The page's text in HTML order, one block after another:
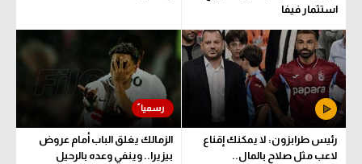
استثمار فيفا
رئيس طرابزون: لا يمكنك إقناع
لاعب مثل صلاح بالمال..
الزمالك يغلق الباب أمام عروض
بيزيرا.. وينفي وعده بالرحيل